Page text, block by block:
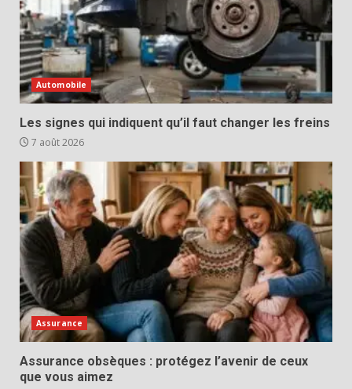
Automobile
Les signes qui indiquent qu’il faut changer les freins
7 août 2026
Assurance
Assurance obsèques : protégez l’avenir de ceux
que vous aimez